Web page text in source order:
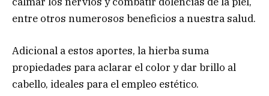
entre otros numerosos beneficios a nuestra salud.
Adicional a estos aportes, la hierba suma
propiedades para aclarar el color y dar brillo al
cabello, ideales para el empleo estético.